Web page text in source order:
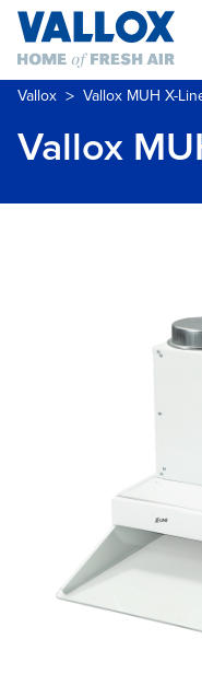
Vallox > Vallox MUH X-
Vallox